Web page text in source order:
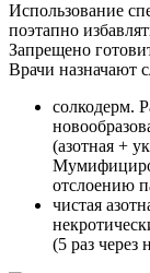
Использование
поэтапно
Запрещено
Врачи назначают
солкодерм.
(азотная +
отслоению
чистая
(5 раз